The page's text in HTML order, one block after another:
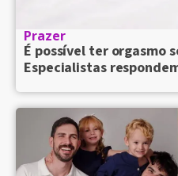
Prazer
É possível ter orgasmo
Especialistas